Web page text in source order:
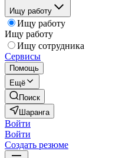
Ищу работу
Ищу работу
Ищу работу
Ищу сотрудника
Сервисы
Помощь
Ещё
Поиск
Шаранга
Войти
Войти
Создать резюме